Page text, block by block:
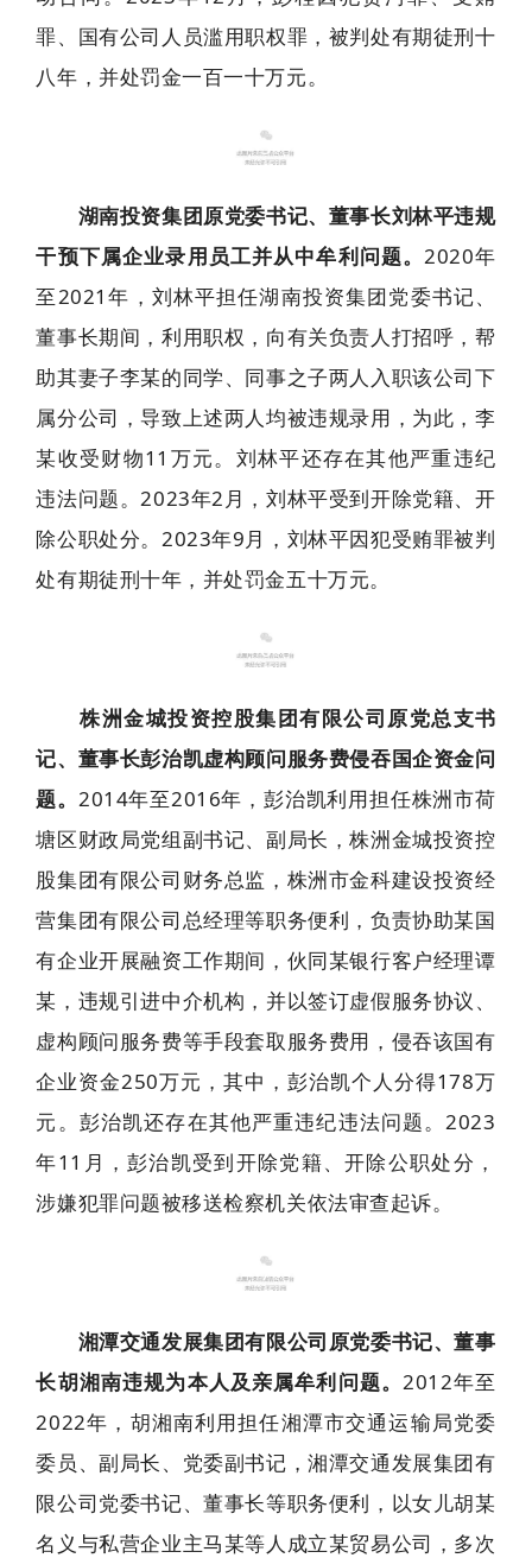
罪、国有公司人员滥用职权罪，被判处有期徒刑十
八年，并处罚金一百一十万元。
5
湖南投资集团原党委书记、董事长刘林平违规
干预下属企业录用员工并从中牟利问题。2020年
至2021年，刘林平担任湖南投资集团党委书记、
董事长期间，利用职权，向有关负责人打招呼，帮
助其妻子李某的同学、同事之子两人入职该公司下
属分公司，导致上述两人均被违规录用，为此，李
某收受财物11万元。刘林平还存在其他严重违纪
违法问题。2023年2月，刘林平受到开除党籍、开
除公职处分。2023年9月，刘林平因犯受贿罪被判
处有期徒刑十年，并处罚金五十万元。
6
株洲金城投资控股集团有限公司原党总支书
记、董事长彭治凯虚构顾问服务费侵吞国企资金问
题。2014年至2016年，彭治凯利用担任株洲市荷
塘区财政局党组副书记、副局长，株洲金城投资控
股集团有限公司财务总监，株洲市金科建设投资经
营集团有限公司总经理等职务便利，负责协助某国
有企业开展融资工作期间，伙同某银行客户经理谭
某，违规引进中介机构，并以签订虚假服务协议、
虚构顾问服务费等手段套取服务费用，侵吞该国有
企业资金250万元，其中，彭治凯个人分得178万
元。彭治凯还存在其他严重违纪违法问题。2023
年11月，彭治凯受到开除党籍、开除公职处分，
涉嫌犯罪问题被移送检察机关依法审查起诉。
7
湘潭交通发展集团有限公司原党委书记、董事
长胡湘南违规为本人及亲属牟利问题。2012年至
2022年，胡湘南利用担任湘潭市交通运输局党委
委员、副局长、党委副书记，湘潭交通发展集团有
限公司党委书记、董事长等职务便利，以女儿胡某
名义与私营企业主马某等人成立某贸易公司，多次